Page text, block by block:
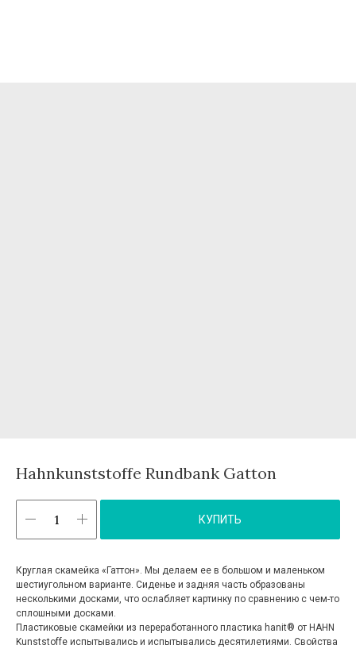
Hahnkunststoffe Rundbank Gatton
КУПИТЬ
Круглая скамейка «Гаттон». Мы делаем ее в большом и маленьком
шестиугольном варианте. Сиденье и задняя часть образованы
несколькими досками, что ослабляет картинку по сравнению с чем-то
сплошными досками.
Пластиковые скамейки из переработанного пластика hanit® от HAHN
Kunststoffe испытывались и испытывались десятилетиями. Свойства